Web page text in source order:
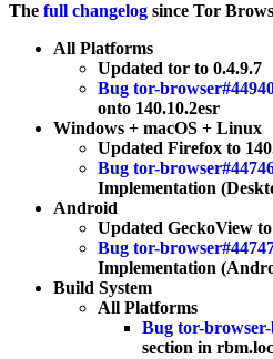
The full changelog since Tor
All Platforms
Updated tor to 0.4.9.7
Bug tor-
onto 140.10.2esr
Windows + macOS + Linux
Updated Firefox to
Bug tor-
Implementation
Android
Updated GeckoView
Bug tor-
Implementation
Build System
All Platforms
Bug tor-
section in